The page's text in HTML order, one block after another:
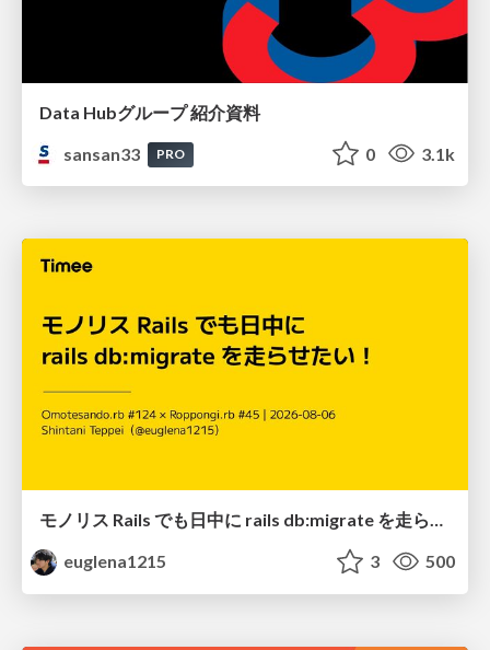
Data Hubグループ 紹介資料
sansan33
PRO 0 3.1k
モノリス Rails でも日中に rails db:migrate を走らせたい！ / Daytime rails db:migrate on Monolithic Rails!
euglena1215
3 500